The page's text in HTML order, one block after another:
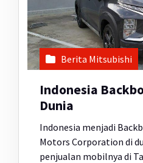
Berita Mitsubishi
Indonesia
Dunia
Indonesia menjadi
Motors Corporation di
penjualan mobilnya di